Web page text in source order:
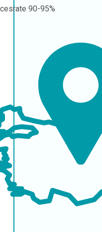
90-95%